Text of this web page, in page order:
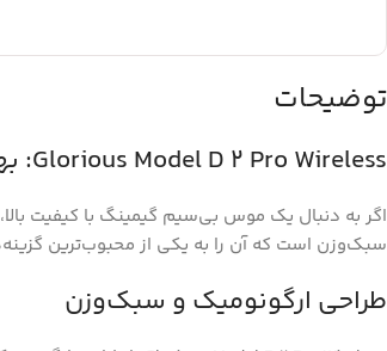
توضیحات
Glorious Model D 2 Pro Wireless: بهترین موس بی‌سیم گیمینگ با طراحی ارگونومیک و عملکرد حرفه‌ای
سبک‌وزن است که آن را به یکی از محبوب‌ترین
طراحی ارگونومیک و سبک‌وزن